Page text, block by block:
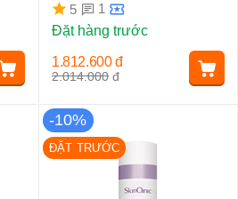
5
1
Đặt hàng trước
2.014.000 đ
1.812.600 đ
-10%
ĐẶT TRƯỚC